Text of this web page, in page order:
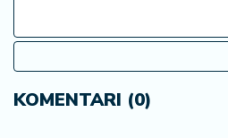
KOMENTARI (0)